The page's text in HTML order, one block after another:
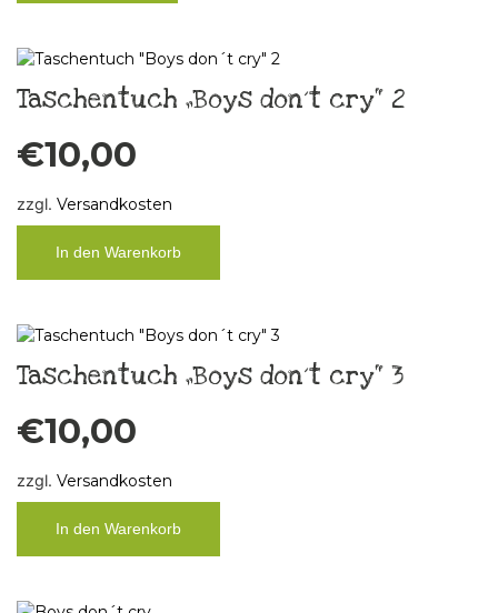
Taschentuch „Boys don´t cry“ 2
€10,00
zzgl. Versandkosten
In den Warenkorb
Taschentuch „Boys don´t cry“ 3
€10,00
zzgl. Versandkosten
In den Warenkorb